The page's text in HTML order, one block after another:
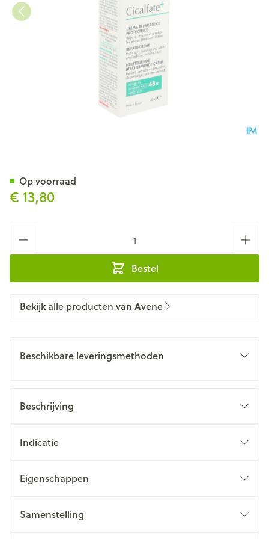
€ 13,80
Bestel
Op voorraad
Bekijk alle producten van Avene
Beschikbare leveringsmethoden
Beschrijving
Indicatie
Eigenschappen
Samenstelling